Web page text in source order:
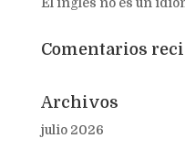
Comentarios
Archivos
julio 2026